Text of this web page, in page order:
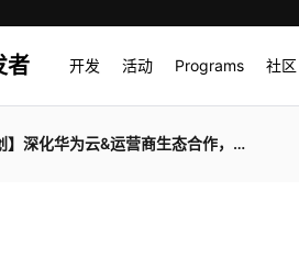
者 开发 活动 Programs 社区
化华为云&运营商生态合作，加速生态伙伴跨越式发展